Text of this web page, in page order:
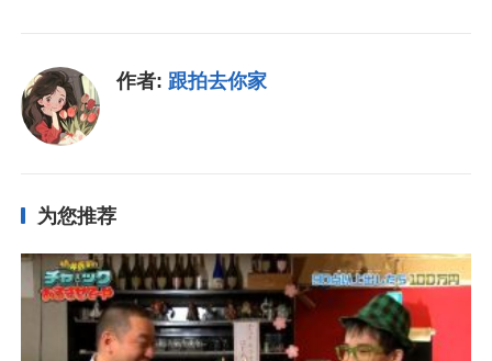
作者: 跟拍去你家
为您推荐